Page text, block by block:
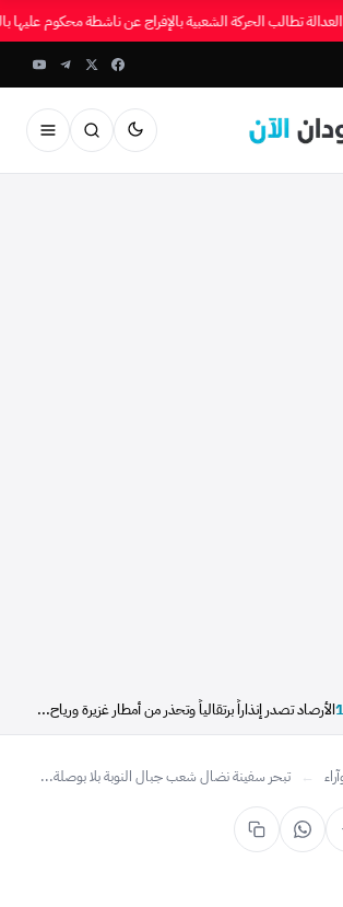
العدالة تطالب الحركة الشعبية بالإفراج عن ناشطة محكوم
1الأرصاد تصدر إنذاراً برتقالياً وتحذر من أمطار غزيرة ورياح...
← تبحر سفينة نضال شعب جبال النوبة بلا بوصلة...